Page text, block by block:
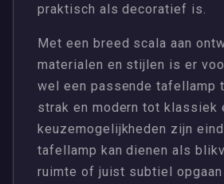
praktisch als decoratief is.
Met een breed scala aan
materialen en stijlen is er
wel een passende tafellamp
strak en modern tot klassiek
keuzemogelijkheden zijn
tafellamp kan dienen als
ruimte of juist subtiel opgaan